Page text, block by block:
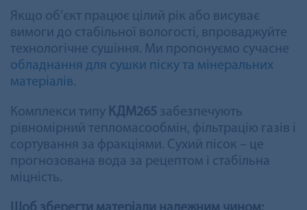
Якщо об’єкт працює цілий рік або висуває
вимоги до стабільної вологості, впроваджуйте
технологічне сушіння. Ми пропонуємо сучасне
обладнання для сушки піску та мінеральних
матеріалів.
Комплекси типу КДМ265 забезпечують
рівномірний тепломасообмін, фільтрацію газів і
сортування за фракціями. Сухий пісок – це
прогнозована вода за рецептом і стабільна
міцність.